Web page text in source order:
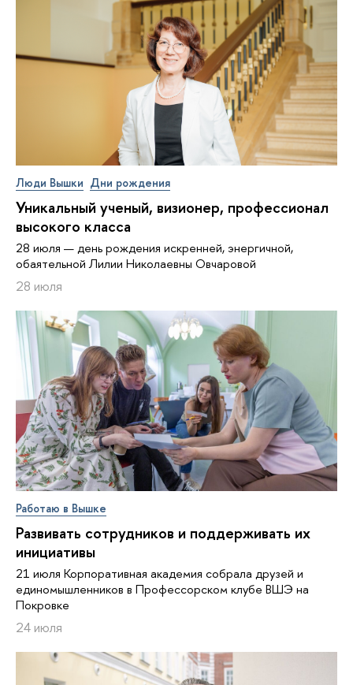
Люди Вышки Дни рождения
Уникальный ученый, визионер, про­фес­си­о­нал
высокого класса
28 июля — день рождения искренней, энергичной,
обаятельной Лилии Николаевны Овчаровой
28 июля
Работаю в Вышке
Развивать сотрудников и поддерживать их
инициативы
21 июля Корпоративная академия собрала друзей и
единомышленников в Профессорском клубе ВШЭ на
Покровке
24 июля